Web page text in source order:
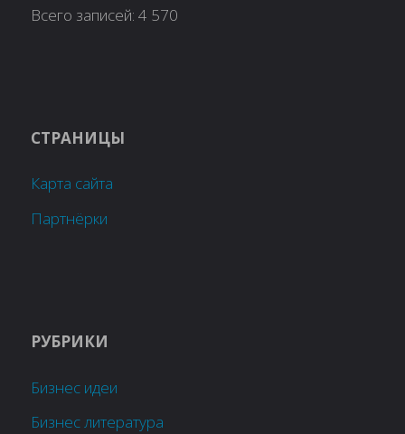
Всего записей:4 570
СТРАНИЦЫ
Карта сайта
Партнёрки
РУБРИКИ
Бизнес идеи
Бизнес литература